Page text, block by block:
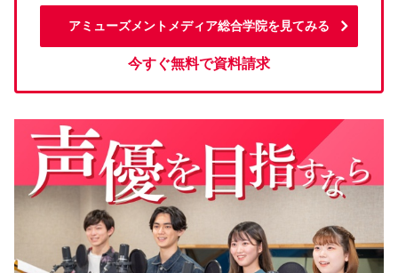
アミューズメントメディア総合学院を見てみる
今すぐ無料で資料請求